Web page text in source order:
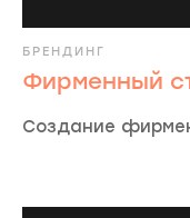
БРЕНДИНГ
Фирменный
Создание